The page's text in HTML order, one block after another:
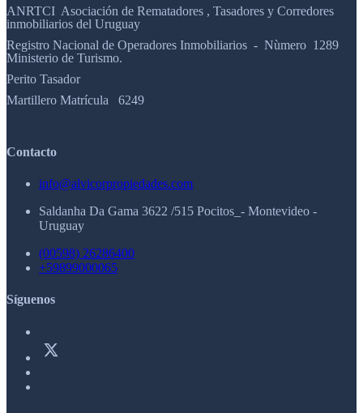
ANRTCI Asociación de Rematadores , Tasadores y Corredores
inmobiliarios del Uruguay
Registro Nacional de Operadores Inmobiliarios - Nùmero 1289
Ministerio de Turismo.
Perito Tasador
Martillero Matrícula 6249
Contacto
info@alvicorpropiedades.com
Saldanha Da Gama 3622 /515 Pocitos_- Montevideo -
Uruguay
(00598) 26286400
+59899000065
Síguenos